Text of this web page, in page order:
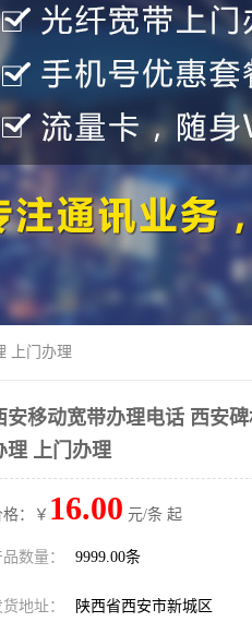
上门办理
安移动宽带办理电话 西安
理 上门办理
：￥ 16.00 元/条 起
数量： 9999.00条
地址： 陕西省西安市新城区